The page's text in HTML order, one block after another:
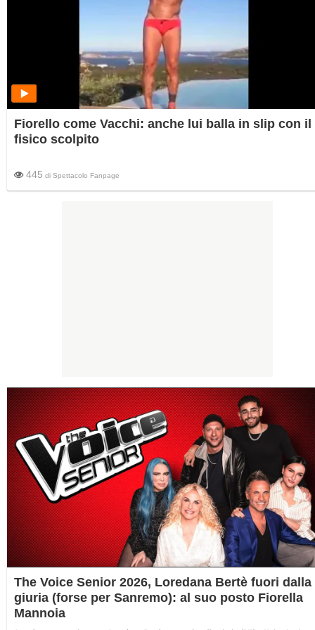
Fiorello come Vacchi: anche lui balla in slip con il
fisico scolpito
445 di Spettacolo Fanpage
The Voice Senior 2026, Loredana Bertè fuori dalla
giuria (forse per Sanremo): al suo posto Fiorella
Mannoia